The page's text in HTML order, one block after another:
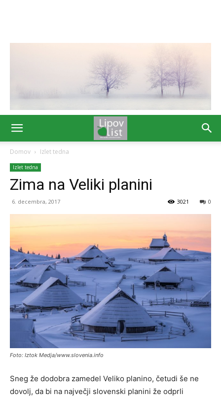
Domov Izlet tedna
Izlet tedna
Zima na Veliki planini
6. decembra, 2017 0
3021
Foto: Iztok Medja/www.slovenia.info
Sneg že dodobra zamedel Veliko planino, četudi še ne
dovolj, da bi na največji slovenski planini že odprli